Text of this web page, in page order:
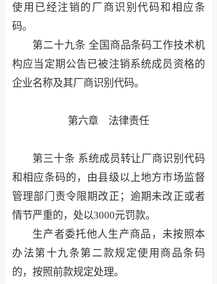
使用已经注销的厂商识别代码和相应条
码。
第二十九条 全国商品条码工作技术机
构应当定期公告已被注销系统成员资格的
企业名称及其厂商识别代码。
第六章 法律责任
第三十条 系统成员转让厂商识别代码
和相应条码的，由县级以上地方市场监督
管理部门责令限期改正；逾期未改正或者
情节严重的，处以3000元罚款。
生产者委托他人生产商品，未按照本
办法第十九条第二款规定使用商品条码
的，按照前款规定处理。